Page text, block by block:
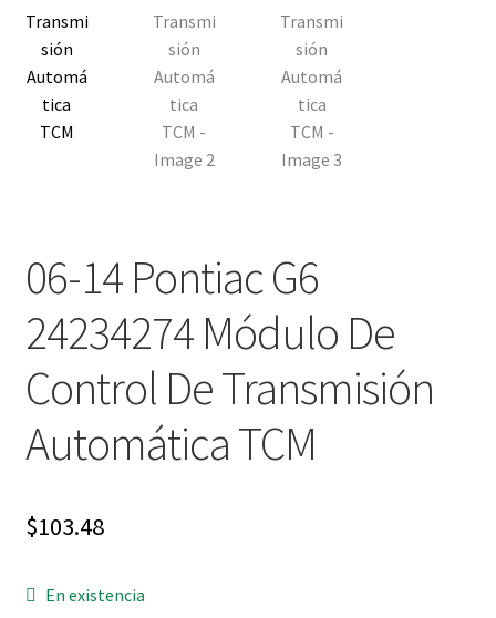
06-14 Pontiac G6
24234274 Módulo De
Control De Transmisión
Automática TCM
$103.48
En existencia